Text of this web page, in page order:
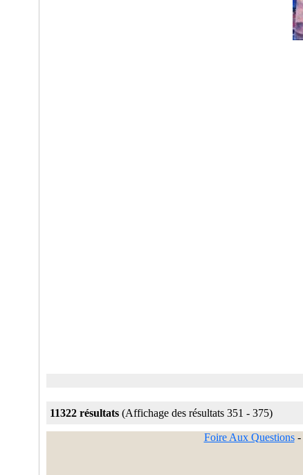
11322 résultats (Affichage des résultats 351 - 375)
Foire Aux Questions-